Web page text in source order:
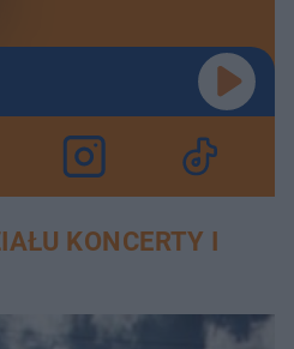
KONCERTY I